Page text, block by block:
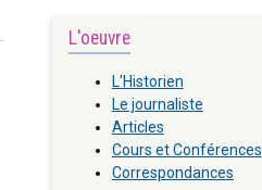
L'oeuvre
L'Historien
Le journaliste
Articles
Cours et Conférences
Correspondances